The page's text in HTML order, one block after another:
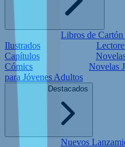
Libros de Cartón
Ilustrados
Capítulos
Cómics
Novelas
para Jóvenes Adultos
Destacados
Nuevos